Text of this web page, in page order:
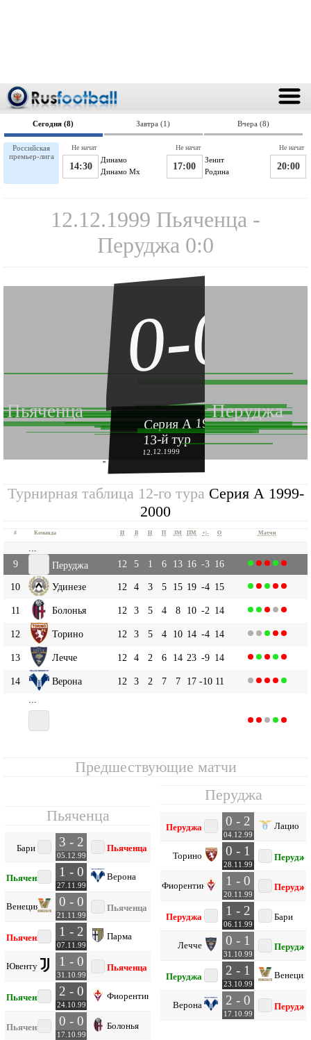
Сегодня (8) Завтра (1) Вчера (8)
Российская
премьер-лига
Динамо
14:30 Динамо Мх
Не начат
Зенит
17:00 Родина
Не начат
20:00
Не начат
12.12.1999 Пьяченца -
Перуджа 0:0
Пьяченца Перуджа
0-0
Серия А 1999-2000
13-й тур
12.12.1999
''
Турнирная таблица 12-го тура Серия А 1999-
2000
# Команда И В Н П ЗМ ПМ +|- О Матчи
9
Перуджа 12 5 1 6 13 16 -3 16
10 Удинезе 12 4 3 5 15 19 -4 15
11 Болонья 12 3 5 4 8 10 -2 14
12 Торино 12 3 5 4 10 14 -4 14
13 Лечче 12 4 2 6 14 23 -9 14
14 Верона 12 3 2 7 7 17 -10 11
Предшествующие матчи
Пьяченца
Бари 3 - 2
05.12.99
Пьяченца
Пьяченца 1 - 0
27.11.99
Верона
Венеция 0 - 0
21.11.99
Пьяченца
Пьяченца 1 - 2
07.11.99
Парма
Ювентус 1 - 0
31.10.99
Пьяченца
Пьяченца 2 - 0
24.10.99
Фиорентина
Пьяченца 0 - 0
17.10.99
Болонья
Перуджа
Перуджа 0 - 2
04.12.99
Лацио
Торино 0 - 1
28.11.99
Перуджа
Фиорентина 1 - 0
20.11.99
Перуджа
Перуджа 1 - 2
06.11.99
Бари
Лечче 0 - 1
31.10.99
Перуджа
Перуджа 2 - 1
23.10.99
Венеция
Верона 2 - 0
17.10.99
Перуджа